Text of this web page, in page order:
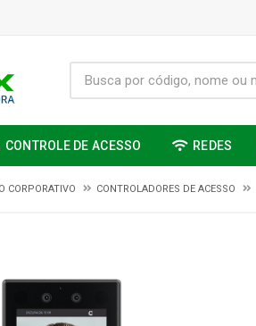
CONTROLE DE ACESSO REDES
CORPORATIVO CONTROLADORES DE ACESSO